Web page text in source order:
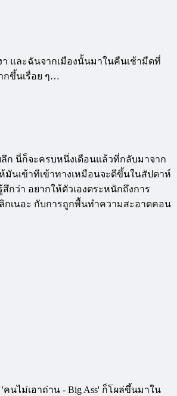
หงา และฉันจากเมืองนั้นมาในคืนเช้ามืดที่
กขึ้นเรื่อย ๆ…
ก นี่ก็จะครบหนึ่งเดือนแล้วที่กลับมาจาก
นเข้าทีเข้าทางเหมือนจะดีขึ้นในสัปดาห์
ว่า อยากให้ตัวเองตระหนักถึงการ
กเนอะ กับการถูกพื้นทำความสะอาดคอน
นไม่เอาถ่าน - Big Ass' ก็โผล่ขึ้นมาใน